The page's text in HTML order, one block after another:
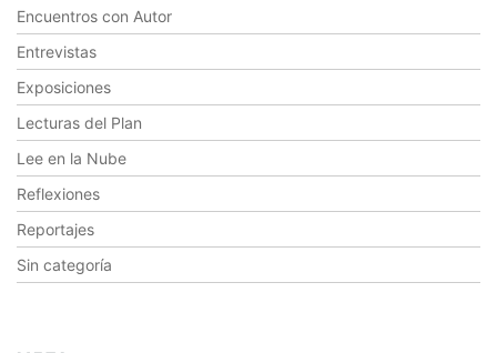
Encuentros con Autor
Entrevistas
Exposiciones
Lecturas del Plan
Lee en la Nube
Reflexiones
Reportajes
Sin categoría